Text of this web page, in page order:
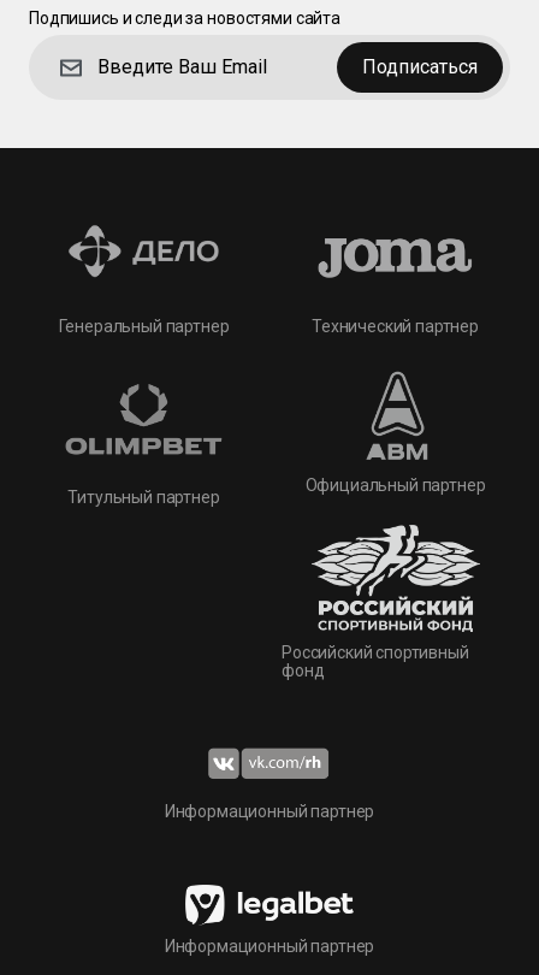
Подпишись и следи за новостями сайта
Подписаться
Генеральный партнер
Титульный партнер
Технический партнер
Официальный партнер
Российский спортивный
фонд
Информационный партнер
Информационный партнер